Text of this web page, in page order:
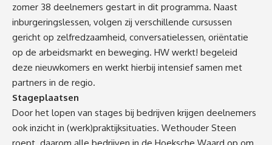
zomer 38 deelnemers gestart in dit programma. Naast
inburgeringslessen, volgen zij verschillende cursussen
gericht op zelfredzaamheid, conversatielessen, oriëntatie
op de arbeidsmarkt en beweging. HW werkt! begeleid
deze nieuwkomers en werkt hierbij intensief samen met
partners in de regio.
Stageplaatsen
Door het lopen van stages bij bedrijven krijgen deelnemers
ook inzicht in (werk)praktijksituaties. Wethouder Steen
roept daarom alle bedrijven in de Hoeksche Waard op om